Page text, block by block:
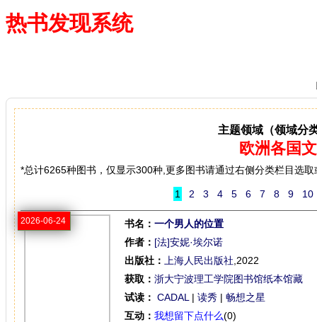
热书发现系统
主题领域（领域分
欧洲各国
*总计6265种图书，仅显示300种,更多图书请通过右侧分类栏目选
1 2 3 4 5 6 7 8 9 10
2026-06-24 书名： 一个男人的位置
作者： [法]安妮·埃尔诺
出版社：
上海人民出版社 ,2022
获取： 浙大宁波理工学院图书馆纸本馆藏
试读： CADAL | 读秀 | 畅想之星
互动： 我想留下点什么(0)